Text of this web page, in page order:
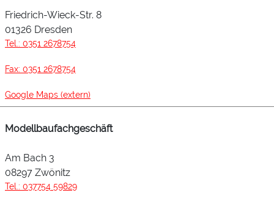
Friedrich-Wieck-Str. 8
01326 Dresden
Tel.: 0351 2678754
Fax: 0351 2678754
Google Maps (extern)
Modellbaufachgeschäft
Am Bach 3
08297 Zwönitz
Tel.: 037754 59829